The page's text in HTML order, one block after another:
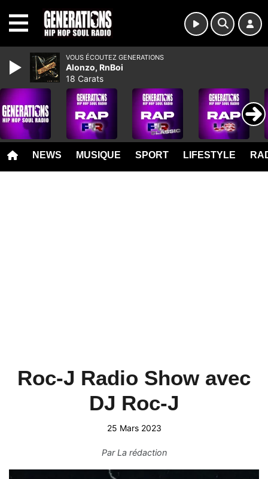
NEWS MUSIQUE SPORT LIFESTYLE
Roc-J Radio Show avec
DJ Roc-J
25 Mars 2023
ParLa rédaction
VOUS ÉCOUTEZ GENERATIONS
Alonzo, RnBoi
18 Carats